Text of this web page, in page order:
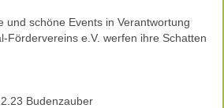
und schöne Events in Verantwortung
Fördervereins e.V. werfen ihre Schatten
Budenzauber